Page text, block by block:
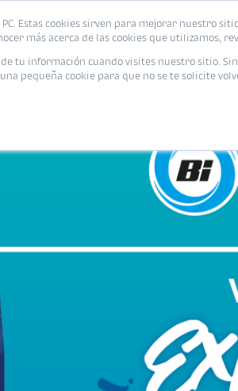
Estas cookies sirven para mejorar nuestro
más acerca de las cookies que utilizamos,
tu información cuando visites nuestro sitio.
pequeña cookie para que no se te solicite